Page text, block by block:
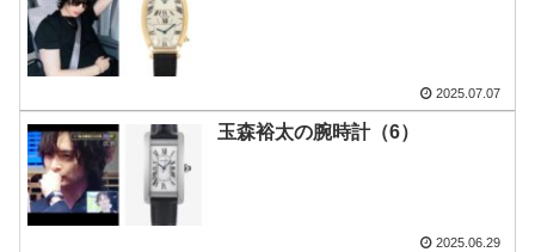
2025.07.07
玉森裕太の腕時計（6）
2025.06.29